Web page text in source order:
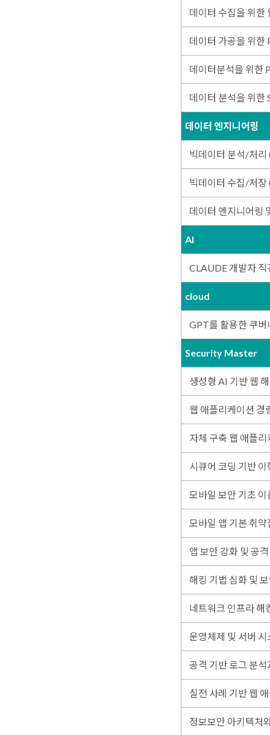
데이터 수집을 위한
데이터 가공을 위한
데이터분석을 위한
데이터 분석을 위한
데이터 엔지니어링
빅데이터 분석/처리
빅데이터 수집/저장
데이터 엔지니어링
AI
CLAUDE 개발자
cloud
GPT를 활용한 쿠버
Security Master
생성형 AI 기반 웹
웹 애플리케이션 경
자체 구축 웹 애플
시큐어 코딩 기반
모바일 보안 기초
모바일 앱 기본 취약
앱 보안 강화 및 공
해킹 기법 심화 및
네트워크 인프라 해
운영체제 및 서버 시
공격 기반 로그 분
실전 사례 기반 웹
정보보안 아키텍처